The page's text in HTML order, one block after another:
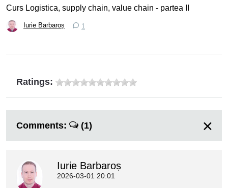
Curs Logistica, supply chain, value chain - partea II
Iurie Barbaroș 1
Ratings:
Comments: (1)
Iurie Barbaroș
2026-03-01 20:01